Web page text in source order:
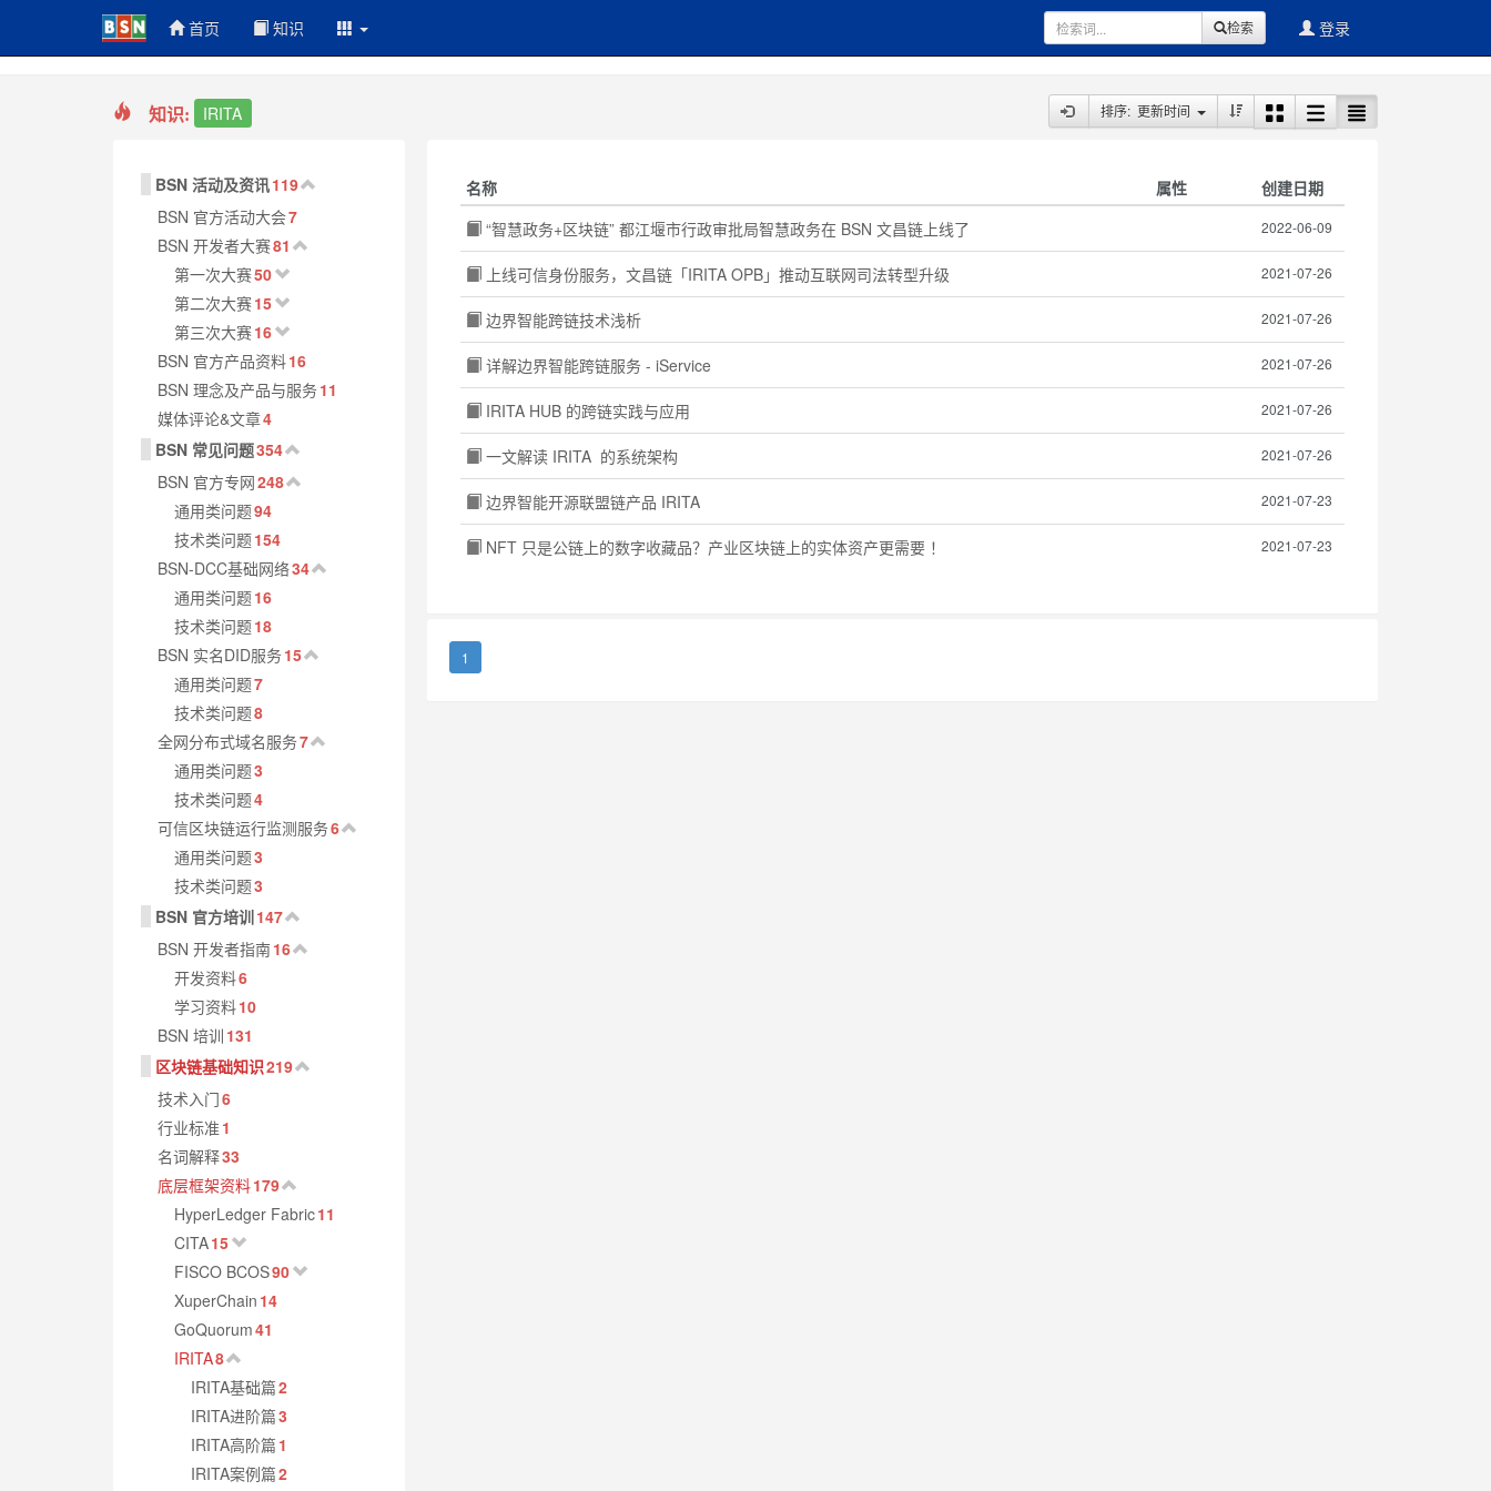
首页 知识 登录
检索
知识: IRITA 排序: 更新时间
BSN 活动及资讯119
BSN 官方活动大会7
BSN 开发者大赛81
第一次大赛50
第二次大赛15
第三次大赛16
BSN 官方产品资料16
BSN 理念及产品与服务11
媒体评论&文章4
BSN 常见问题354
BSN 官方专网248
通用类问题94
技术类问题154
BSN-DCC基础网络34
通用类问题16
技术类问题18
BSN 实名DID服务15
通用类问题7
技术类问题8
全网分布式域名服务7
通用类问题3
技术类问题4
可信区块链运行监测服务6
通用类问题3
技术类问题3
BSN 官方培训147
BSN 开发者指南16
开发资料6
学习资料10
BSN 培训 131
区块链基础知识219
技术入门6
行业标准 1
名词解释33
底层框架资料179
HyperLedger Fabric11
CITA15
FISCO BCOS90
XuperChain 14
GoQuorum41
IRITA8
IRITA基础篇2
IRITA进阶篇3
IRITA高阶篇 1
IRITA案例篇2
名称 属性
创建日期
“智慧政务+区块链” 都江堰市行政审批局智慧政务在 BSN 文昌链上线了
2022-06-09
上线可信身份服务，文昌链「IRITA OPB」推动互联网司法转型升级 2021-07-26
边界智能跨链技术浅析 2021-07-26
详解边界智能跨链服务 - iService 2021-07-26
IRITA HUB 的跨链实践与应用 2021-07-26
一文解读 IRITA 的系统架构 2021-07-26
边界智能开源联盟链产品 IRITA 2021-07-23
NFT 只是公链上的数字收藏品？产业区块链上的实体资产更需要 ！ 2021-07-23
1